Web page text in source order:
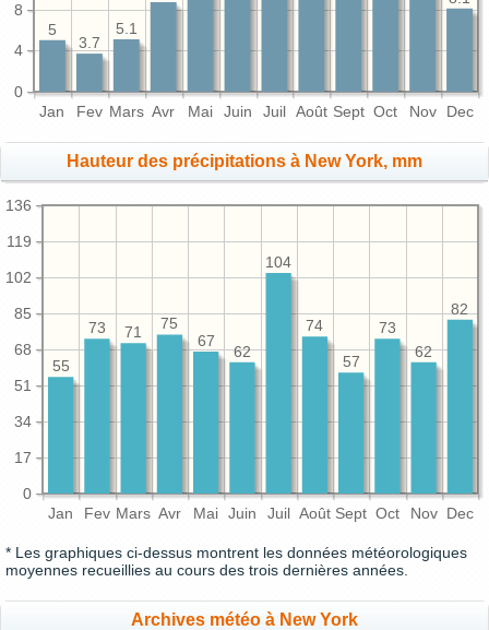
Jan Fev Mars Avr Mai Juin Juil Août Sept Oct Nov Dec
0
4
8
5.1
3.7
5
Hauteur des précipitations à New York, mm
Jan Fev Mars Avr Mai Juin Juil Août Sept Oct Nov Dec
0
17
34
51
68
85
102
119
136
82
62
73
57
74
104
62
67
75
71
73
55
* Les graphiques ci-dessus montrent les données météorologiques
moyennes recueillies au cours des trois dernières années.
Archives météo à New York